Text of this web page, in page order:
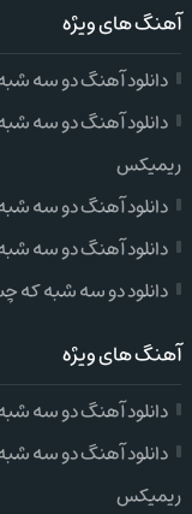
آهنگ های ویژه
دانلود آهنگ دو سه
دانلود آهنگ دو سه
ریمیکس
دانلود آهنگ دو سه
دانلود آهنگ دو سه
دانلود دو سه شبه که
آهنگ های ویژه
دانلود آهنگ دو سه
دانلود آهنگ دو سه
ریمیکس